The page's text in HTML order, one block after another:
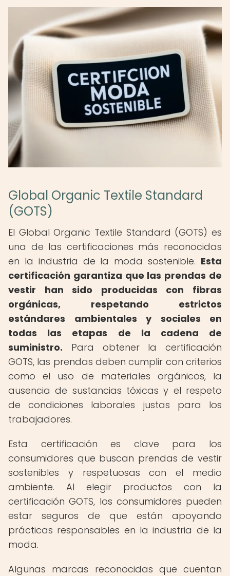
Global Organic Textile Standard
(GOTS)
El Global Organic Textile Standard (GOTS) es
una de las certificaciones más reconocidas
en la industria de la moda sostenible. Esta
certificación garantiza que las prendas de
vestir han sido producidas con fibras
orgánicas, respetando estrictos
estándares ambientales y sociales en
todas las etapas de la cadena de
suministro. Para obtener la certificación
GOTS, las prendas deben cumplir con criterios
como el uso de materiales orgánicos, la
ausencia de sustancias tóxicas y el respeto
de condiciones laborales justas para los
trabajadores.
Esta certificación es clave para los
consumidores que buscan prendas de vestir
sostenibles y respetuosas con el medio
ambiente. Al elegir productos con la
certificación GOTS, los consumidores pueden
estar seguros de que están apoyando
prácticas responsables en la industria de la
moda.
Algunas marcas reconocidas que cuentan